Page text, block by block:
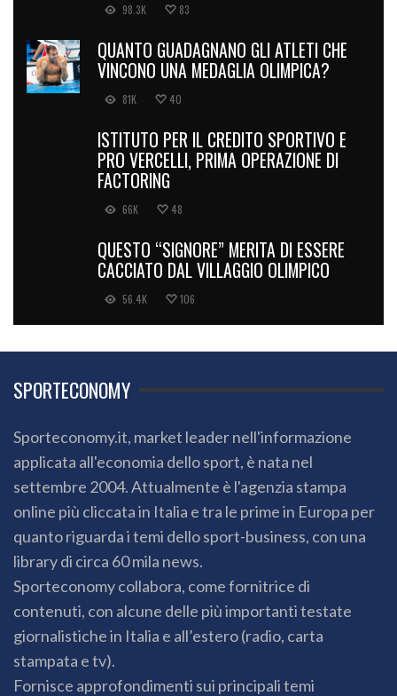
98.3K 83
QUANTO GUADAGNANO GLI ATLETI CHE
VINCONO UNA MEDAGLIA OLIMPICA?
81K 40
ISTITUTO PER IL CREDITO SPORTIVO E
PRO VERCELLI, PRIMA OPERAZIONE DI
FACTORING
66K 48
QUESTO “SIGNORE” MERITA DI ESSERE
CACCIATO DAL VILLAGGIO OLIMPICO
56.4K 106
SPORTECONOMY
Sporteconomy.it, market leader nell'informazione
applicata all'economia dello sport, è nata nel
settembre 2004. Attualmente è l'agenzia stampa
online più cliccata in Italia e tra le prime in Europa per
quanto riguarda i temi dello sport-business, con una
library di circa 60 mila news.
Sporteconomy collabora, come fornitrice di
contenuti, con alcune delle più importanti testate
giornalistiche in Italia e all’estero (radio, carta
stampata e tv).
Fornisce approfondimenti sui principali temi